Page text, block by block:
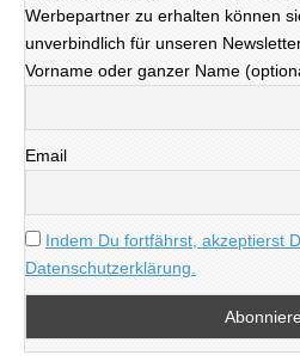
Werbepartner zu erhalten können
unverbindlich für unseren
Vorname oder ganzer Name
Email
Indem Du fortfährst, akzeptierst
Datenschutzerklärung.